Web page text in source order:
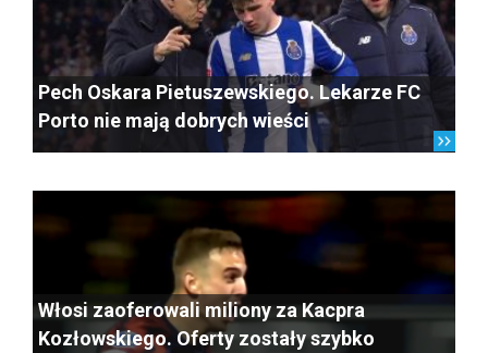
Pech Oskara Pietuszewskiego. Lekarze FC
Porto nie mają dobrych wieści
Włosi zaoferowali miliony za Kacpra
Kozłowskiego. Oferty zostały szybko